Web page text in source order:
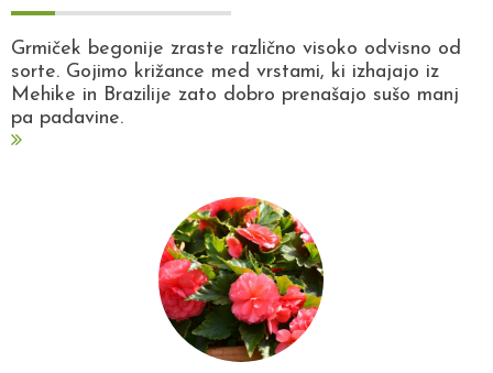
Grmiček begonije zraste različno visoko odvisno od
sorte. Gojimo križance med vrstami, ki izhajajo iz
Mehike in Brazilije zato dobro prenašajo sušo manj
pa padavine.